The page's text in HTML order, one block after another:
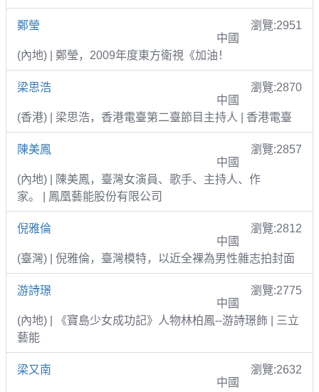
鄭瑩
瀏覽:2951
中國
(內地) | 鄭瑩，2009年度東方衛視《加油！
梁思浩
瀏覽:2870
中國
(香港) | 梁思浩，香港電臺第二臺節目主持人 | 香港電臺
陳美鳳
瀏覽:2857
中國
(內地) | 陳美鳳，臺灣女演員、歌手、主持人、作
家。 | 鳳凰藝能股份有限公司
倪雅倫
瀏覽:2812
中國
(臺灣) | 倪雅倫，臺灣模特，以近全裸為男性雜志拍封面
游詩璟
瀏覽:2775
中國
(內地) | 《寶島少女成功記》人物林柏鳳--游詩璟飾 | 三立
藝能
梁又南
瀏覽:2632
中國